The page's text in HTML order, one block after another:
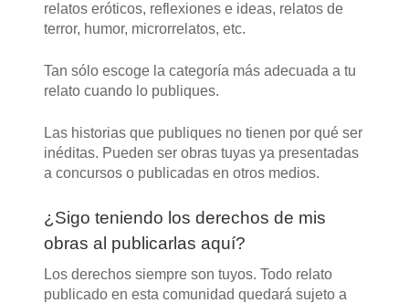
relatos eróticos, reflexiones e ideas, relatos de
terror, humor, microrrelatos, etc.
Tan sólo escoge la categoría más adecuada a tu
relato cuando lo publiques.
Las historias que publiques no tienen por qué ser
inéditas. Pueden ser obras tuyas ya presentadas
a concursos o publicadas en otros medios.
¿Sigo teniendo los derechos de mis
obras al publicarlas aquí?
Los derechos siempre son tuyos. Todo relato
publicado en esta comunidad quedará sujeto a